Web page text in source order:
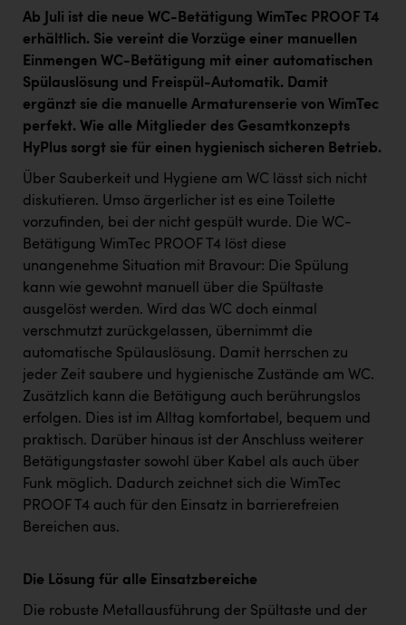
Ab Juli ist die neue WC-Betätigung WimTec PROOF T4
erhältlich. Sie vereint die Vorzüge einer manuellen
Einmengen WC-Betätigung mit einer automatischen
Spülauslösung und Freispül-Automatik. Damit
ergänzt sie die manuelle Armaturenserie von WimTec
perfekt. Wie alle Mitglieder des Gesamtkonzepts
HyPlus sorgt sie für einen hygienisch sicheren Betrieb.
Über Sauberkeit und Hygiene am WC lässt sich nicht
diskutieren. Umso ärgerlicher ist es eine Toilette
vorzufinden, bei der nicht gespült wurde. Die WC-
Betätigung WimTec PROOF T4 löst diese
unangenehme Situation mit Bravour: Die Spülung
kann wie gewohnt manuell über die Spültaste
ausgelöst werden. Wird das WC doch einmal
verschmutzt zurückgelassen, übernimmt die
automatische Spülauslösung. Damit herrschen zu
jeder Zeit saubere und hygienische Zustände am WC.
Zusätzlich kann die Betätigung auch berührungslos
erfolgen. Dies ist im Alltag komfortabel, bequem und
praktisch. Darüber hinaus ist der Anschluss weiterer
Betätigungstaster sowohl über Kabel als auch über
Funk möglich. Dadurch zeichnet sich die WimTec
PROOF T4 auch für den Einsatz in barrierefreien
Bereichen aus.
Die Lösung für alle Einsatzbereiche
Die robuste Metallausführung der Spültaste und der